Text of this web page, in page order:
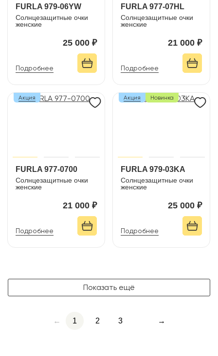
FURLA 979-06YW
Солнцезащитные очки
женские
25 000 ₽
Подробнее
FURLA 977-07HL
Солнцезащитные очки
женские
21 000 ₽
Подробнее
FURLA 977-0700
Солнцезащитные очки
женские
21 000 ₽
Подробнее
Акция
FURLA 979-03KA
Солнцезащитные очки
женские
25 000 ₽
Подробнее
Акция Новинка
Показать ещё
← 1 2 3 →